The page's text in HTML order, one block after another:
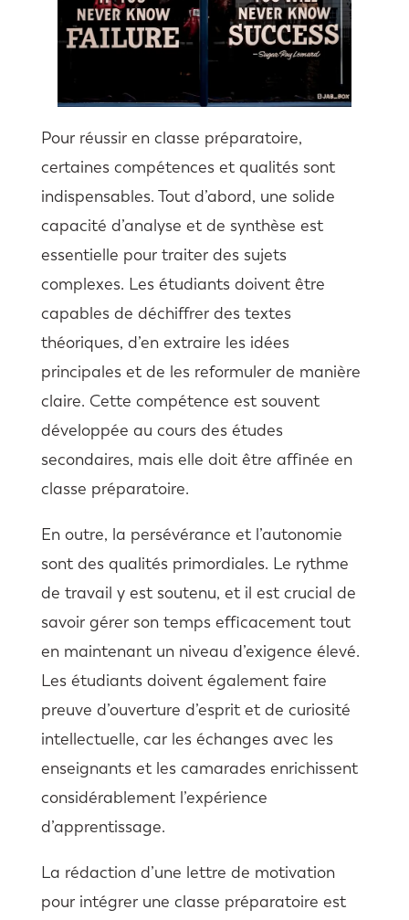
Pour réussir en classe préparatoire,
certaines compétences et qualités sont
indispensables. Tout d’abord, une solide
capacité d’analyse et de synthèse est
essentielle pour traiter des sujets
complexes. Les étudiants doivent être
capables de déchiffrer des textes
théoriques, d’en extraire les idées
principales et de les reformuler de manière
claire. Cette compétence est souvent
développée au cours des études
secondaires, mais elle doit être affinée en
classe préparatoire.
En outre, la persévérance et l’autonomie
sont des qualités primordiales. Le rythme
de travail y est soutenu, et il est crucial de
savoir gérer son temps efficacement tout
en maintenant un niveau d’exigence élevé.
Les étudiants doivent également faire
preuve d’ouverture d’esprit et de curiosité
intellectuelle, car les échanges avec les
enseignants et les camarades enrichissent
considérablement l’expérience
d’apprentissage.
La rédaction d’une lettre de motivation
pour intégrer une classe préparatoire est